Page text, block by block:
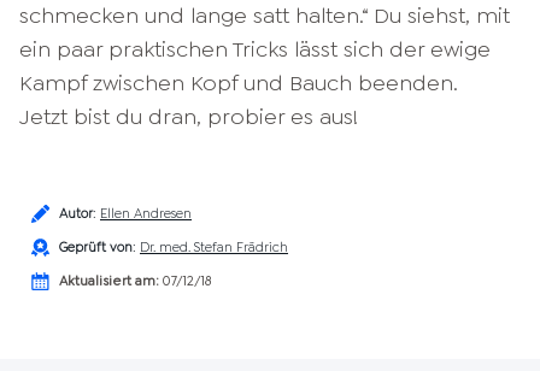
schmecken und lange satt halten.“ Du siehst, mit
ein paar praktischen Tricks lässt sich der ewige
Kampf zwischen Kopf und Bauch beenden.
Jetzt bist du dran, probier es aus!
Autor: Ellen Andresen
Geprüft von: Dr. med. Stefan Frädrich
Aktualisiert am: 07/12/18